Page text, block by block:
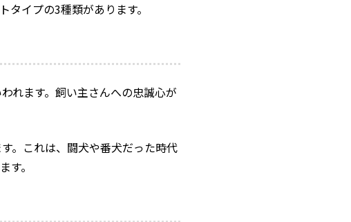
イプの3種類があります。
れます。飼い主さんへの忠誠心が
。これは、闘犬や番犬だった時代
す。